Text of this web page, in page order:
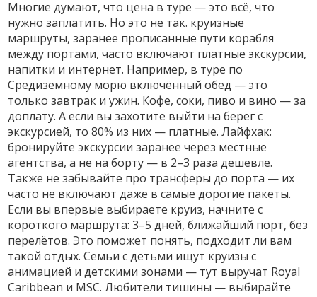
Многие думают, что цена в туре — это всё, что
нужно заплатить. Но это не так. круизные
маршруты,заранее прописанные пути корабля
между портами, часто включают платные экскурсии,
напитки и интернет. Например, в туре по
Средиземному морю включённый обед — это
только завтрак и ужин. Кофе, соки, пиво и вино — за
доплату. А если вы захотите выйти на берег с
экскурсией, то 80% из них — платные. Лайфхак:
бронируйте экскурсии заранее через местные
агентства, а не на борту — в 2–3 раза дешевле.
Также не забывайте про трансферы до порта — их
часто не включают даже в самые дорогие пакеты.
Если вы впервые выбираете круиз, начните с
короткого маршрута: 3–5 дней, ближайший порт, без
перелётов. Это поможет понять, подходит ли вам
такой отдых. Семьи с детьми ищут круизы с
анимацией и детскими зонами — тут выручат Royal
Caribbean и MSC. Любители тишины — выбирайте